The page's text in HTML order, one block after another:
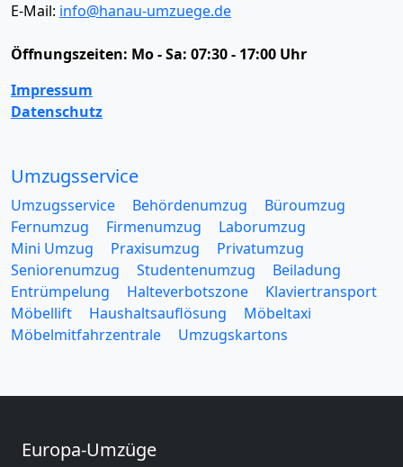
E-Mail: info@hanau-umzuege.de
Öffnungszeiten: Mo - Sa: 07:30 - 17:00 Uhr
Impressum
Datenschutz
Umzugsservice
Umzugsservice Behördenumzug
Büroumzug
Fernumzug
Firmenumzug
Laborumzug
Mini Umzug
Praxisumzug
Privatumzug
Seniorenumzug
Studentenumzug
Beiladung
Entrümpelung
Halteverbotszone
Klaviertransport
Möbellift
Haushaltsauflösung
Möbeltaxi
Möbelmitfahrzentrale
Umzugskartons
Europa-Umzüge